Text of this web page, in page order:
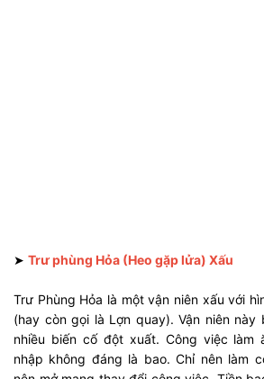
➤ Trư phùng Hỏa (Heo gặp lửa) Xấu
Trư Phùng Hỏa là một vận niên xấu với
(hay còn gọi là Lợn quay). Vận niên này
nhiều biến cố đột xuất. Công việc làm
nhập không đáng là bao. Chỉ nên làm